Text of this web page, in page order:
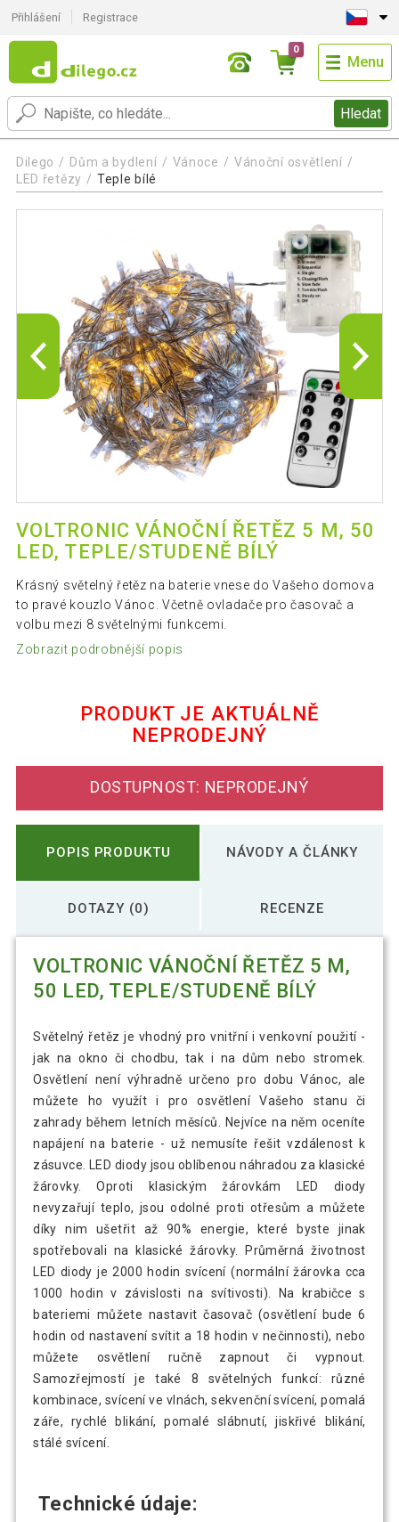
Přihlášení Registrace
Hledat
0
Menu
Dilego Dům a bydlení Vánoce
Vánoční osvětlení
LED řetězy
Teple bílé
VOLTRONIC VÁNOČNÍ ŘETĚZ 5 M, 50
LED, TEPLE/STUDENĚ BÍLÝ
Krásný světelný řetěz na baterie vnese do Vašeho domova
to pravé kouzlo Vánoc. Včetně ovladače pro časovač a
volbu mezi 8 světelnými funkcemi.
Zobrazit podrobnější popis
PRODUKT JE AKTUÁLNĚ
NEPRODEJNÝ
DOSTUPNOST: NEPRODEJNÝ
POPIS PRODUKTU NÁVODY A ČLÁNKY
DOTAZY (0) RECENZE
VOLTRONIC VÁNOČNÍ ŘETĚZ 5 M,
50 LED, TEPLE/STUDENĚ BÍLÝ
Světelný řetěz je vhodný pro vnitřní i venkovní použití -
jak na okno či chodbu, tak i na dům nebo stromek.
Osvětlení není výhradně určeno pro dobu Vánoc, ale
můžete ho využít i pro osvětlení Vašeho stanu či
zahrady během letních měsíců. Nejvíce na něm oceníte
napájení na baterie - už nemusíte řešit vzdálenost k
zásuvce. LED diody jsou oblíbenou náhradou za klasické
žárovky. Oproti klasickým žárovkám LED diody
nevyzařují teplo, jsou odolné proti otřesům a můžete
díky nim ušetřit až 90% energie, které byste jinak
spotřebovali na klasické žárovky. Průměrná životnost
LED diody je 2000 hodin svícení (normální žárovka cca
1000 hodin v závislosti na svítivosti). Na krabičce s
bateriemi můžete nastavit časovač (osvětlení bude 6
hodin od nastavení svítit a 18 hodin v nečinnosti), nebo
můžete osvětlení ručně zapnout či vypnout.
Samozřejmostí je také 8 světelných funkcí: různé
kombinace, svícení ve vlnách, sekvenční svícení, pomalá
záře, rychlé blikání, pomalé slábnutí, jiskřivé blikání,
stálé svícení.
Technické údaje: